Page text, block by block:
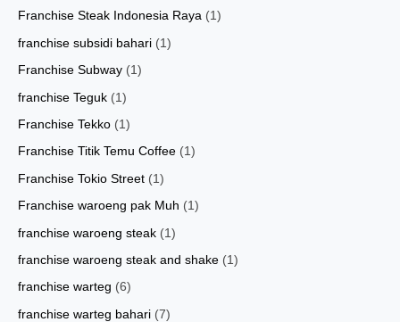
Franchise Steak Indonesia Raya (1)
franchise subsidi bahari (1)
Franchise Subway (1)
franchise Teguk (1)
Franchise Tekko (1)
Franchise Titik Temu Coffee (1)
Franchise Tokio Street (1)
Franchise waroeng pak Muh (1)
franchise waroeng steak (1)
franchise waroeng steak and shake (1)
franchise warteg (6)
franchise warteg bahari (7)